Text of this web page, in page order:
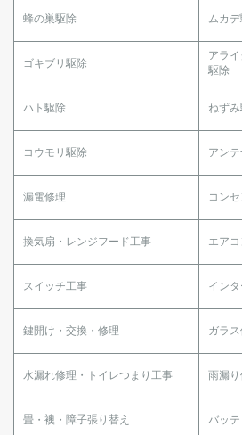
蜂の巣駆除 ムカ
ゴキブリ駆除
アラ
駆除
ハト駆除 ねず
コウモリ駆除 アン
漏電修理 コン
換気扇・レンジフード工事 エア
スイッチ工事 イン
鍵開け・交換・修理 ガラ
水漏れ修理・トイレつまり工事 雨漏り
畳・襖・障子張り替え バッ